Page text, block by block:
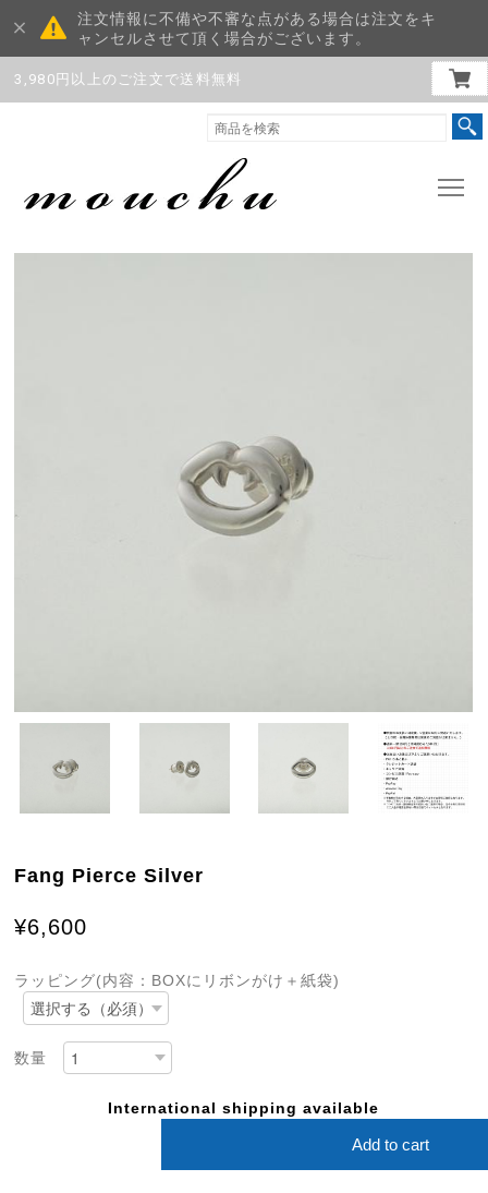
注文情報に不備や不審な点がある場合は注文をキ
ャンセルさせて頂く場合がございます。
3,980円以上のご注文で送料無料
Fang Pierce Silver
¥6,600
ラッピング(内容：BOXにリボンがけ＋紙袋)
数量
International shipping available
Add to cart